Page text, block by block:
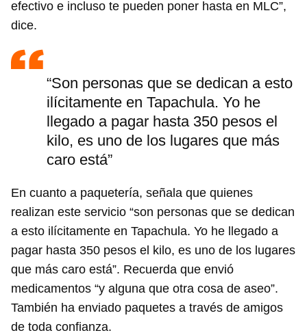
efectivo e incluso te pueden poner hasta en MLC”,
dice.
“Son personas que se dedican a esto
ilícitamente en Tapachula. Yo he
llegado a pagar hasta 350 pesos el
kilo, es uno de los lugares que más
caro está”
En cuanto a paquetería, señala que quienes
realizan este servicio “son personas que se dedican
a esto ilícitamente en Tapachula. Yo he llegado a
pagar hasta 350 pesos el kilo, es uno de los lugares
que más caro está”. Recuerda que envió
medicamentos “y alguna que otra cosa de aseo”.
También ha enviado paquetes a través de amigos
de toda confianza.